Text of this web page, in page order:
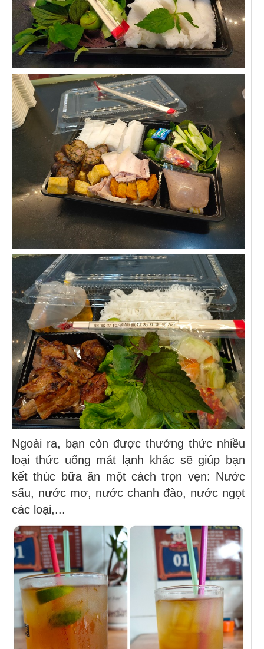
Ngoài ra, bạn còn được thưởng thức nhiều
loại thức uống mát lạnh khác sẽ giúp bạn
kết thúc bữa ăn một cách trọn vẹn: Nước
sấu, nước mơ, nước chanh đào, nước ngọt
các loại,...